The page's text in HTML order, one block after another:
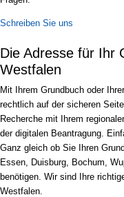
Schreiben Sie uns
Die Adresse für Ihr
Westfalen
Mit Ihrem Grundbuch oder
rechtlich auf der sicheren
Recherche mit Ihrem
der digitalen Beantragung.
Ganz gleich ob Sie Ihren
Essen, Duisburg, Bochum,
benötigen. Wir sind Ihre
Westfalen.